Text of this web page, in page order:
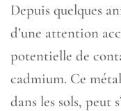
Depuis quelques
d’une attention
potentielle de
cadmium. Ce
dans les sols, peut